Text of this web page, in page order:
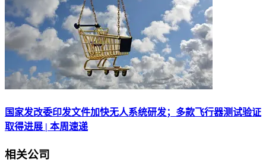
国家发改委印发文件加快无人系统研发；多款飞行器测试验证
取得进展 | 本周速递
相关公司